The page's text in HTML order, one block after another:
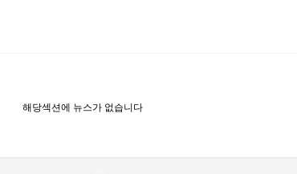
해당섹션에 뉴스가 없습니다